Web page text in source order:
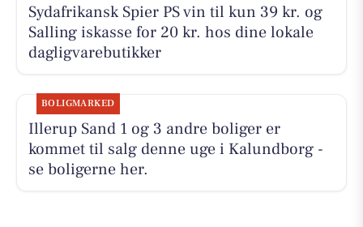
Sydafrikansk Spier PS vin til kun 39 kr. og
Salling iskasse for 20 kr. hos dine lokale
dagligvarebutikker
BOLIGMARKED
Illerup Sand 1 og 3 andre boliger er
kommet til salg denne uge i Kalundborg -
se boligerne her.